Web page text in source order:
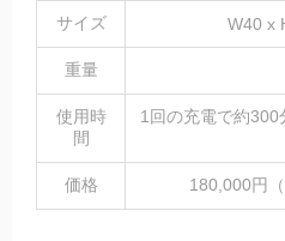
サイズ W40 x
重量
使用時
間
1回の充電で約
価格 180,000円